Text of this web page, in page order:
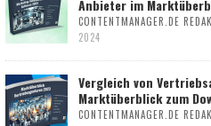
Anbieter im
CONTENTMANAGER.DE
2024
Vergleich von
Marktüberblick zum
CONTENTMANAGER.DE